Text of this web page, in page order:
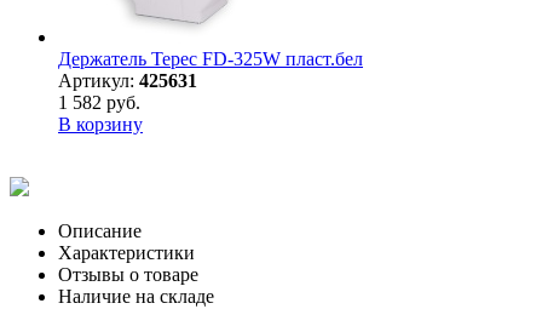
Держатель Терес FD-325W пласт.бел
Артикул: 425631
1 582 руб.
В корзину
Описание
Характеристики
Отзывы о товаре
Наличие на складе